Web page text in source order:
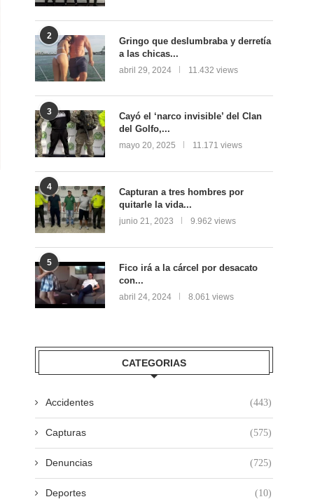
2
Gringo que deslumbraba y derretía
a las chicas...
abril 29, 2024 11.432 views
3
Cayó el ‘narco invisible’ del Clan
del Golfo,...
mayo 20, 2025 11.171 views
4
Capturan a tres hombres por
quitarle la vida...
junio 21, 2023 9.962 views
5
Fico irá a la cárcel por desacato
con...
abril 24, 2024 8.061 views
CATEGORIAS
Accidentes (443)
Capturas (575)
Denuncias (725)
Deportes (10)